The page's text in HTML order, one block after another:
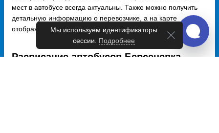
мест в автобусе всегда актуальны. Также можно получить
детальную информацию о перевозчике, а на карте
отображается подробный маршрут с указанием остановок.
Расписание автобусов Берсеневка
Мы используем идентификаторы
сессии. Подробнее